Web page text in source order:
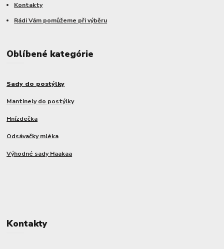
Kontakty
Rádi Vám pomůžeme při výběru
Oblíbené kategórie
Sady do postýlky
Mantinely do postýlky
Hnízdečka
Odsávačky mléka
Výhodné sady Haakaa
Kontakty